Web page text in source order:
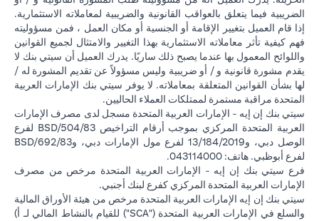
الضريبية فيما يتعلق بالعواقب القانونية والضريبية لمعاملاته الاستثمارية.
إذا قام العميل بتغيير الإقامة أو الجنسية أو مكان العمل ، فمن مسؤوليته
فهم كيفية تأثر معاملاته الاستثمارية بهذا التغيير والامتثال لجميع القوانين
واللوائح المعمول بها عندما يصبح ذلك ساريًا. يدرك العميل أن سيتي بنك لا
يقدم مشورة قانونية و / أو ضريبية وليس مسؤولاً عن تقديم المشورة له /
لها بشأن القوانين المتعلقة بمعاملاته. لا يوفر سيتي بنك الإمارات العربية
المتحدة مراقبة مستمرة لممتلكات العملاء الحاليين.
سيتي بنك إن إيه - الإمارات العربية المتحدة مسجل لدى مصرف الإمارات
العربية المتحدة المركزي بموجب أرقام التراخيص BSD/504/83 لفرع
الوصل دبي، و13/184/2019 لفرع مول الإمارات دبي، وBSD/692/83
لفرع أبوظبي. هاتف: 043114000.
فرع سيتي بنك إن إيه - الإمارات العربية المتحدة مرخص من مصرف
الإمارات العربية المتحدة المركزي كفرع لبنك أجنبي.
سيتي بنك إن إيه الإمارات العربية المتحدة مرخص من هيئة الأوراق المالية
والسلع في الإمارات العربية المتحدة ("SCA") للقيام بالنشاط المالي لـ أ)